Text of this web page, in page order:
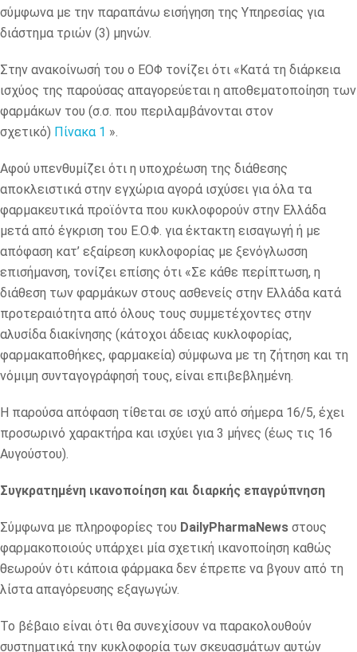
σύμφωνα με την παραπάνω εισήγηση της Υπηρεσίας για
διάστημα τριών (3) μηνών.
Στην ανακοίνωσή του ο ΕΟΦ τονίζει ότι «Κατά τη διάρκεια
ισχύος της παρούσας απαγορεύεται η αποθεματοποίηση των
φαρμάκων του (σ.σ. που περιλαμβάνονται στον
σχετικό) Πίνακα 1 ».
Αφού υπενθυμίζει ότι η υποχρέωση της διάθεσης
αποκλειστικά στην εγχώρια αγορά ισχύσει για όλα τα
φαρμακευτικά προϊόντα που κυκλοφορούν στην Ελλάδα
μετά από έγκριση του Ε.Ο.Φ. για έκτακτη εισαγωγή ή με
απόφαση κατ’ εξαίρεση κυκλοφορίας με ξενόγλωσση
επισήμανση, τονίζει επίσης ότι «Σε κάθε περίπτωση, η
διάθεση των φαρμάκων στους ασθενείς στην Ελλάδα κατά
προτεραιότητα από όλους τους συμμετέχοντες στην
αλυσίδα διακίνησης (κάτοχοι άδειας κυκλοφορίας,
φαρμακαποθήκες, φαρμακεία) σύμφωνα με τη ζήτηση και τη
νόμιμη συνταγογράφησή τους, είναι επιβεβλημένη.
Η παρούσα απόφαση τίθεται σε ισχύ από σήμερα 16/5, έχει
προσωρινό χαρακτήρα και ισχύει για 3 μήνες (έως τις 16
Αυγούστου).
Συγκρατημένη ικανοποίηση και διαρκής επαγρύπνηση
Σύμφωνα με πληροφορίες του DailyPharmaNews στους
φαρμακοποιούς υπάρχει μία σχετική ικανοποίηση καθώς
θεωρούν ότι κάποια φάρμακα δεν έπρεπε να βγουν από τη
λίστα απαγόρευσης εξαγωγών.
Το βέβαιο είναι ότι θα συνεχίσουν να παρακολουθούν
συστηματικά την κυκλοφορία των σκευασμάτων αυτών